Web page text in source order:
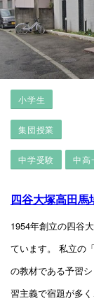
四谷大塚高田馬
1954年創立の四谷
ています。 私立の
の教材である予習
習主義で宿題が多
小学生
集団授業
中学受験 中高